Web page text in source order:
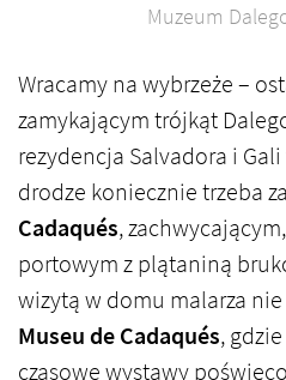
Muzeum
Wracamy na wybrzeże –
zamykającym trójkąt
rezydencja Salvadora i Gali
drodze koniecznie trzeba
Cadaqués,
portowym z plątaniną
wizytą w domu malarza
Museu de Cadaqués,
czasowe wystawy